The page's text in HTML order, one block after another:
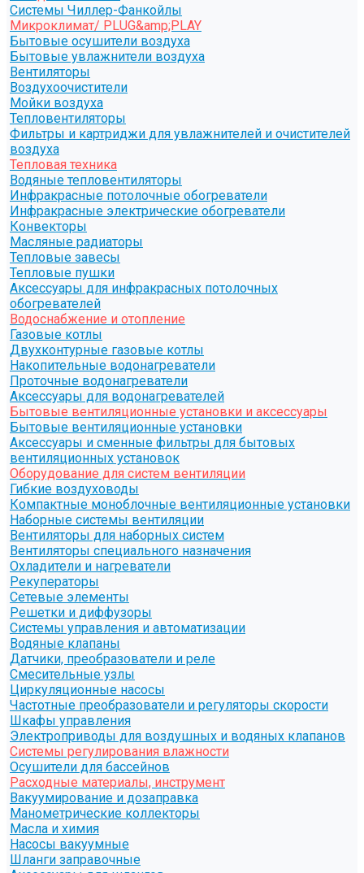
Системы Чиллер-Фанкойлы
Микроклимат/ PLUG&amp;PLAY
Бытовые осушители воздуха
Бытовые увлажнители воздуха
Вентиляторы
Воздухоочистители
Мойки воздуха
Тепловентиляторы
Фильтры и картриджи для увлажнителей и очистителей
воздуха
Тепловая техника
Водяные тепловентиляторы
Инфракрасные потолочные обогреватели
Инфракрасные электрические обогреватели
Конвекторы
Масляные радиаторы
Тепловые завесы
Тепловые пушки
Аксессуары для инфракрасных потолочных
обогревателей
Водоснабжение и отопление
Газовые котлы
Двухконтурные газовые котлы
Накопительные водонагреватели
Проточные водонагреватели
Аксессуары для водонагревателей
Бытовые вентиляционные установки и аксессуары
Бытовые вентиляционные установки
Аксессуары и сменные фильтры для бытовых
вентиляционных установок
Оборудование для систем вентиляции
Гибкие воздуховоды
Компактные моноблочные вентиляционные установки
Наборные системы вентиляции
Вентиляторы для наборных систем
Вентиляторы специального назначения
Охладители и нагреватели
Рекуператоры
Сетевые элементы
Решетки и диффузоры
Системы управления и автоматизации
Водяные клапаны
Датчики, преобразователи и реле
Смесительные узлы
Циркуляционные насосы
Частотные преобразователи и регуляторы скорости
Шкафы управления
Электроприводы для воздушных и водяных клапанов
Системы регулирования влажности
Осушители для бассейнов
Расходные материалы, инструмент
Вакуумирование и дозаправка
Манометрические коллекторы
Масла и химия
Насосы вакуумные
Шланги заправочные